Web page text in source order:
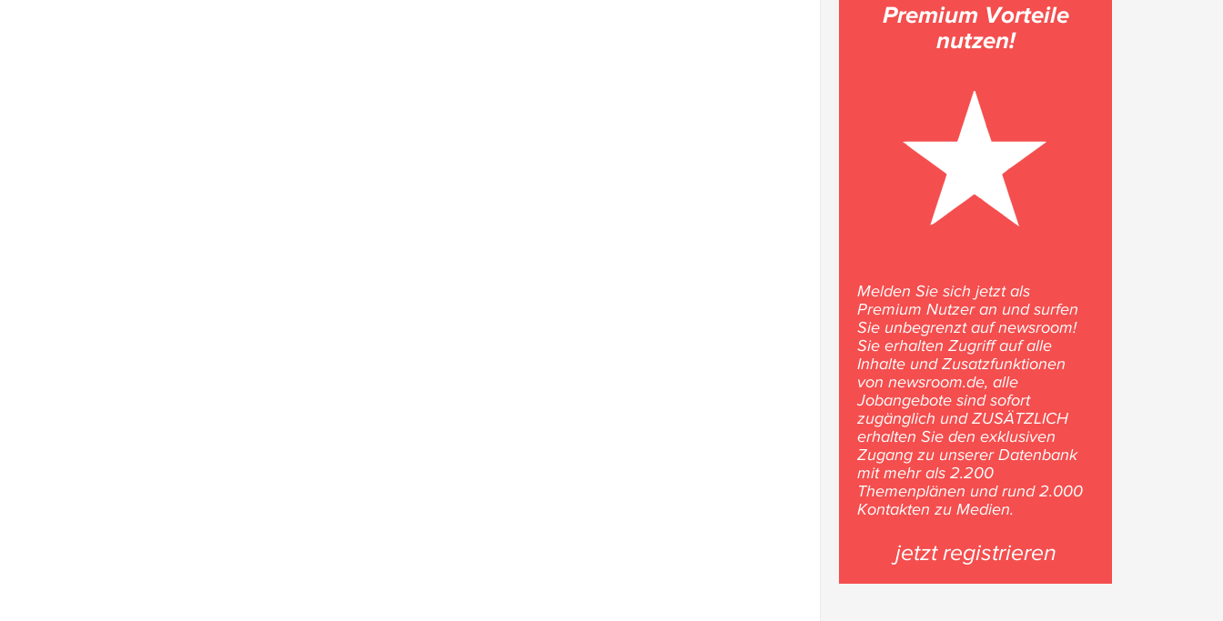
Premium Vorteile
nutzen!
Melden Sie sich jetzt als
Premium Nutzer an und surfen
Sie unbegrenzt auf newsroom!
Sie erhalten Zugriff auf alle
Inhalte und Zusatzfunktionen
von newsroom.de, alle
Jobangebote sind sofort
zugänglich und ZUSÄTZLICH
erhalten Sie den exklusiven
Zugang zu unserer Datenbank
mit mehr als 2.200
Themenplänen und rund 2.000
Kontakten zu Medien.
jetzt registrieren